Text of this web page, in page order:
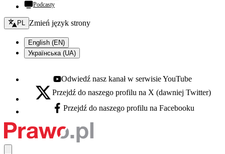
Podcasty
Zmień język - bieżący:
PL Zmień język strony
English (EN)
Українська (UA)
Youtube - otwiera się w nowej karcie
Odwiedź nasz kanał w serwisie YouTube
X - otwiera się w nowej karcie
Przejdź do naszego profilu na X (dawniej Twitter)
Facebook - otwiera się w nowej karcie
Przejdź do naszego profilu na Facebooku